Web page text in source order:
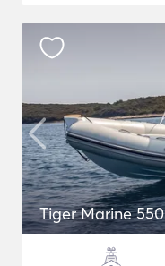
Tiger Marine 550